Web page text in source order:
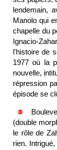
lendemain,
Manolo qui
chapelle du
Ignacio-
l'histoire de
1977 où la
nouvelle,
répression
épisode se
(double
le rôle de
rien.